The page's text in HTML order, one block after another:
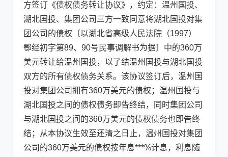
方签订《债权债务转让协议》，约定：温州国投、
湖北国投、集团公司三方一致同意将湖北国投对集
团公司的债权〔以湖北省高级人民法院（1997）
鄂经初字第89、90号民事调解书为据〕中的360万
美元转让给温州国投，以了结温州国投与湖北国投
双方的所有债权债务关系。该协议签订后，温州国
投对集团公司拥有360万美元的债权；温州国投与
湖北国投之间的债权债务即告终结，同时集团公司
与湖北国投之间的360万美元的债权债务也即告终
结；从本协议生效至还清之日止，温州国投对集团
公司的360万美元的债权按年息***%计息，利息随